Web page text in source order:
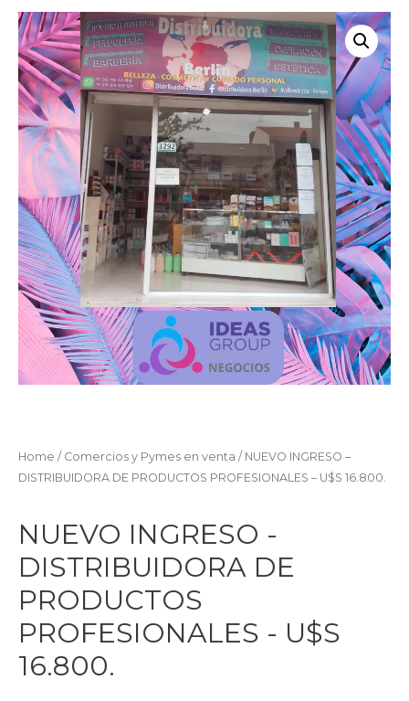
Home / Comercios y Pymes en venta / NUEVO INGRESO –
DISTRIBUIDORA DE PRODUCTOS PROFESIONALES – U$S 16.800.
NUEVO INGRESO -
DISTRIBUIDORA DE
PRODUCTOS
PROFESIONALES - U$S
16.800.